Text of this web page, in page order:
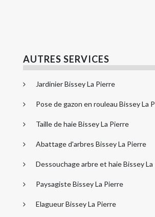
AUTRES SERVICES
Jardinier Bissey La Pierre
Pose de gazon en rouleau Bissey La
Taille de haie Bissey La Pierre
Abattage d'arbres Bissey La Pierre
Dessouchage arbre et haie Bissey La
Paysagiste Bissey La Pierre
Elagueur Bissey La Pierre